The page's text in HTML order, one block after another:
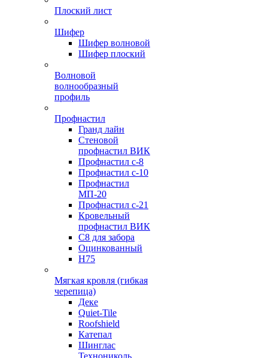
Плоский лист
Шифер
Шифер волновой
Шифер плоский
Волновой
волнообразный
профиль
Профнастил
Гранд лайн
Стеновой
профнастил ВИК
Профнастил с-8
Профнастил с-10
Профнастил
МП-20
Профнастил с-21
Кровельный
профнастил ВИК
С8 для забора
Оцинкованный
Н75
Мягкая кровля (гибкая
черепица)
Деке
Quiet-Tile
Roofshield
Катепал
Шинглас
Технониколь